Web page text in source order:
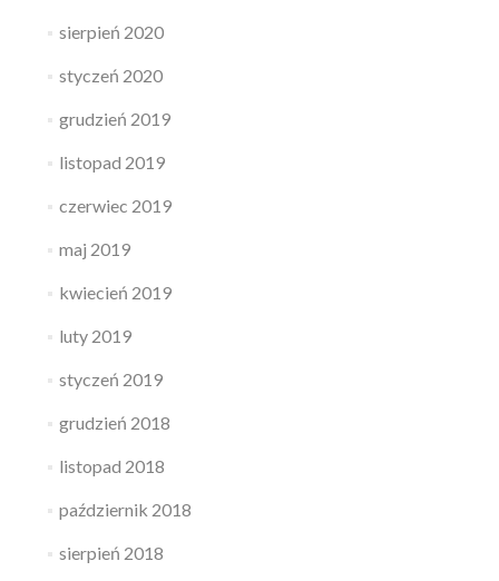
sierpień 2020
styczeń 2020
grudzień 2019
listopad 2019
czerwiec 2019
maj 2019
kwiecień 2019
luty 2019
styczeń 2019
grudzień 2018
listopad 2018
październik 2018
sierpień 2018